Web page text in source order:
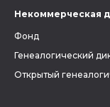
Некоммерческая
Фонд
Генеалогический
Открытый